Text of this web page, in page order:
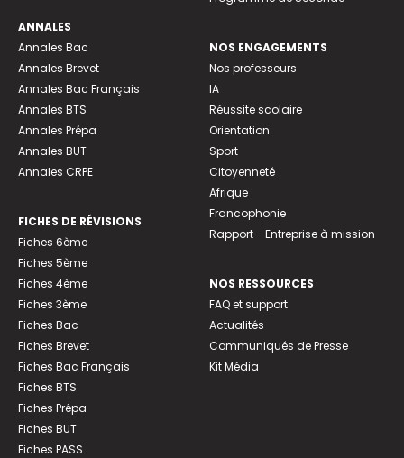
ANNALES
Annales Bac
Annales Brevet
Annales Bac Français
Annales BTS
Annales Prépa
Annales BUT
Annales CRPE
FICHES DE RÉVISIONS
Fiches 6ème
Fiches 5ème
Fiches 4ème
Fiches 3ème
Fiches Bac
Fiches Brevet
Fiches Bac Français
Fiches BTS
Fiches Prépa
Fiches BUT
Fiches PASS
NOS ENGAGEMENTS
Nos professeurs
IA
Réussite scolaire
Orientation
Sport
Citoyenneté
Afrique
Francophonie
Rapport - Entreprise à mission
NOS RESSOURCES
FAQ et support
Actualités
Communiqués de Presse
Kit Média